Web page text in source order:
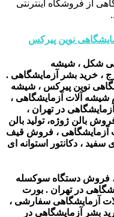
از فروشگاه اینترنتی
نوین پیرکس
شکل ، شیشه
، خرید بشر آزمایشگاهی .
نوین پیرکس ، شیشه
شیشه آلات آزمایشگاهی ،
در تهران ،
بالن ژوژه، تولید بالن
آزمایشگاهی ، فروش قیف
، دکانتور استوانه ای
فروش دستگاه سوکسله
در تهران . بورت
آزمایشگاهی سفارشی ،
بشر آزمایشگاهی در